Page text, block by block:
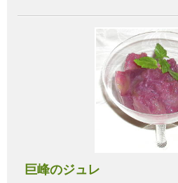
巨峰のジュレ